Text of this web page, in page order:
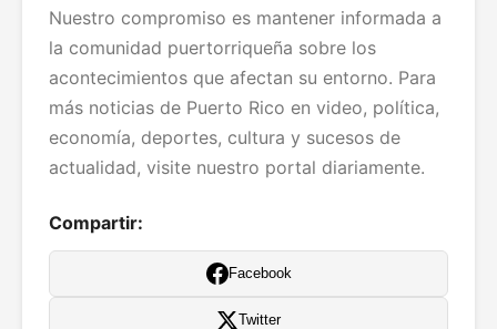
Nuestro compromiso es mantener informada a
la comunidad puertorriqueña sobre los
acontecimientos que afectan su entorno. Para
más noticias de Puerto Rico en video, política,
economía, deportes, cultura y sucesos de
actualidad, visite nuestro portal diariamente.
Compartir:
Facebook
Twitter